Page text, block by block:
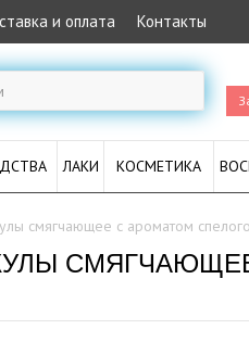
и оплата Контакты
ЛАКИ КОСМЕТИКА
смягчающее с ароматом